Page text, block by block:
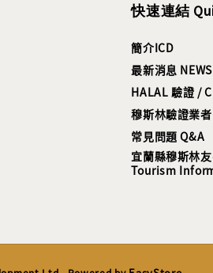
快速連結
簡介ICD
最新消息 NEWS
HALAL 驗證 /
穆斯林驗證業
常見問題 Q&A
宜蘭縣穆斯林
Tourism